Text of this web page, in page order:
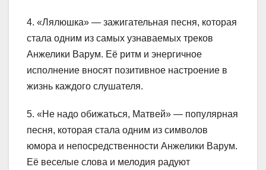
4. «Лялюшка» — зажигательная песня, которая
стала одним из самых узнаваемых треков
Анжелики Варум. Её ритм и энергичное
исполнение вносят позитивное настроение в
жизнь каждого слушателя.
5. «Не надо обижаться, Матвей» — популярная
песня, которая стала одним из символов
юмора и непосредственности Анжелики Варум.
Её веселые слова и мелодия радуют